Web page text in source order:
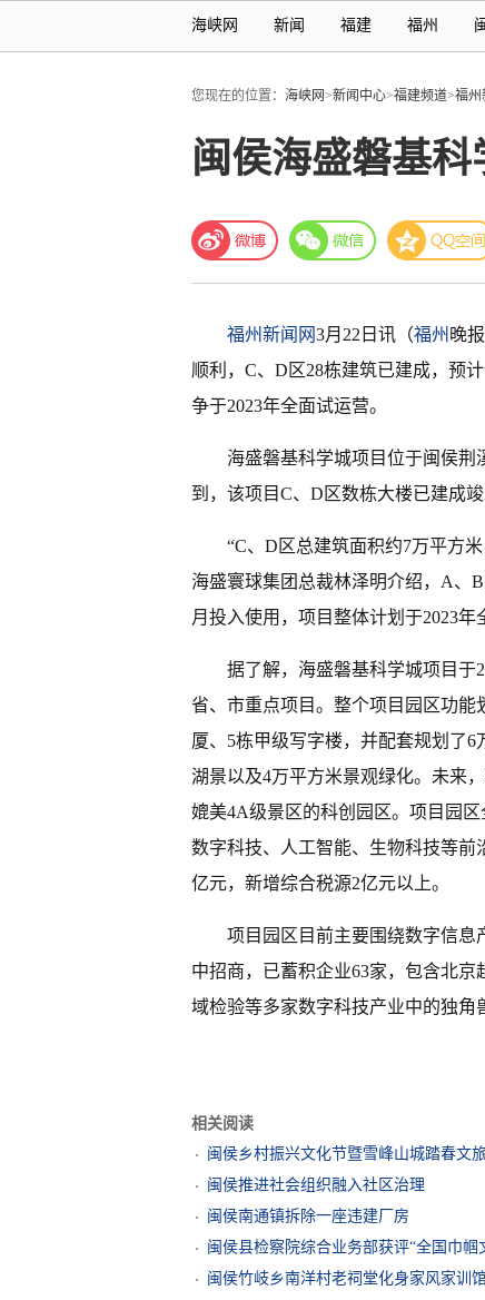
海峡网 新闻 福建 福州
您现在的位置： 海峡网>新闻中心>福建频道>福州
闽侯海盛磐基
福州新闻网3月22日讯（福州 晚
顺利，C、D区28栋建筑已建成，预
争于2023年全面试运营。
海盛磐基科学城项目位于闽侯荆
到，该项目C、D区数栋大楼已建成
“C、D区总建筑面积约7万平方
海盛寰球集团总裁林泽明介绍，A、
月投入使用，项目整体计划于2023年
据了解，海盛磐基科学城项目于
省、市重点项目。整个项目园区功能
厦、5栋甲级写字楼，并配套规划了
湖景以及4万平方米景观绿化。未来
媲美4A级景区的科创园区。项目园
数字科技、人工智能、生物科技等
亿元，新增综合税源2亿元以上。
项目园区目前主要围绕数字信息
中招商，已蓄积企业63家，包含北
域检验等多家数字科技产业中的独角
相关阅读
闽侯乡村振兴文化节暨雪峰山城踏春文
闽侯推进社会组织融入社区治理
闽侯南通镇拆除一座违建厂房
闽侯县检察院综合业务部获评“全国巾帼
闽侯竹岐乡南洋村老祠堂化身家风家训